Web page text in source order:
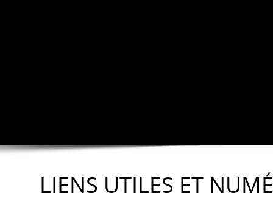
LIENS UTILES ET